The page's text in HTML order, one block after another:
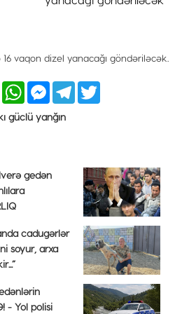
vaqon dizel yanacağı göndəriləcək.
FacebookWhatsApp
Messenger
Telegram
güclü yanğın
gedən
cadugərlər
soyur, arxa
- Yol polisi